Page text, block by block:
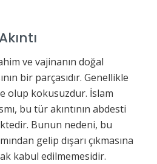
ve vajinanın doğal
bir parçasıdır. Genellikle
olup kokusuzdur. İslam
bu tür akıntının abdesti
Bunun nedeni, bu
gelip dışarı çıkmasına
kabul edilmemesidir.